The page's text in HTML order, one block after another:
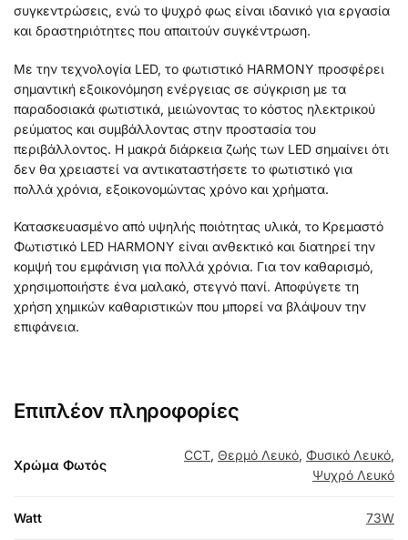
συγκεντρώσεις, ενώ το ψυχρό φως είναι ιδανικό για εργασία
και δραστηριότητες που απαιτούν συγκέντρωση.
Με την τεχνολογία LED, το φωτιστικό HARMONY προσφέρει
σημαντική εξοικονόμηση ενέργειας σε σύγκριση με τα
παραδοσιακά φωτιστικά, μειώνοντας το κόστος ηλεκτρικού
ρεύματος και συμβάλλοντας στην προστασία του
περιβάλλοντος. Η μακρά διάρκεια ζωής των LED σημαίνει ότι
δεν θα χρειαστεί να αντικαταστήσετε το φωτιστικό για
πολλά χρόνια, εξοικονομώντας χρόνο και χρήματα.
Κατασκευασμένο από υψηλής ποιότητας υλικά, το Κρεμαστό
Φωτιστικό LED HARMONY είναι ανθεκτικό και διατηρεί την
κομψή του εμφάνιση για πολλά χρόνια. Για τον καθαρισμό,
χρησιμοποιήστε ένα μαλακό, στεγνό πανί. Αποφύγετε τη
χρήση χημικών καθαριστικών που μπορεί να βλάψουν την
επιφάνεια.
Επιπλέον πληροφορίες
Χρώμα Φωτός
CCT, Θερμό Λευκό, Φυσικό Λευκό,
Ψυχρό Λευκό
Watt 73W